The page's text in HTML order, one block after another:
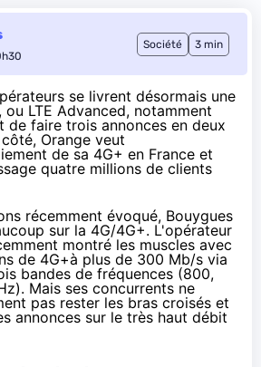
Société 3 min
se livrent désormais une
LTE Advanced, notamment
de faire trois annonces en deux
Orange veut
de sa 4G+ en France et
quatre millions de clients
récemment évoqué, Bouygues
sur la 4G/4G+. L'opérateur
montré les muscles avec
de 4G+à plus de 300 Mb/s via
bandes de fréquences (800,
Mais ses concurrents ne
pas rester les bras croisés et
annonces sur le très haut débit